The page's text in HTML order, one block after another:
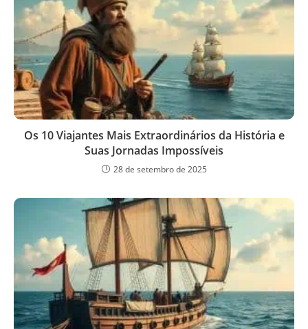
Os 10 Viajantes Mais Extraordinários da História e
Suas Jornadas Impossíveis
28 de setembro de 2025